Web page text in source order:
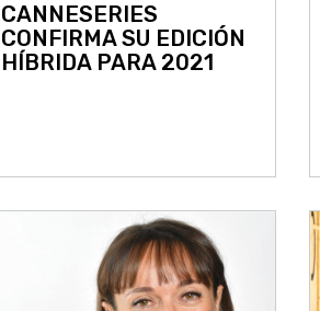
CANNESERIES
CONFIRMA SU EDICIÓN
HÍBRIDA PARA 2021